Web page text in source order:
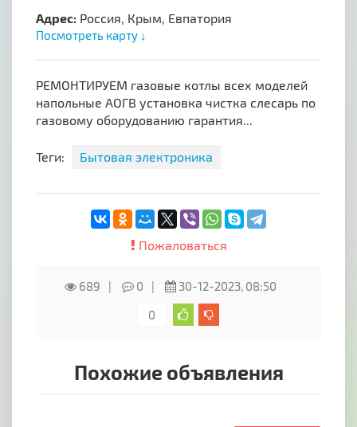
Адрес: Россия, Крым, Евпатория
Посмотреть карту ↓
РЕМОНТИРУЕМ газовые котлы всех моделей
напольные АОГВ установка чистка слесарь по
газовому оборудованию гарантия...
Теги: Бытовая электроника
Пожаловаться
689 0
30-12-2023, 08:50
0
Похожие объявления